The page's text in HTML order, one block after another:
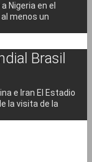
Nigeria en el
menos un
Brasil
e Iran El Estadio
la visita de la